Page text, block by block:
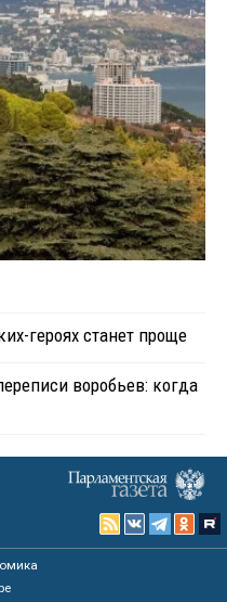
героях станет проще
воробьев: когда